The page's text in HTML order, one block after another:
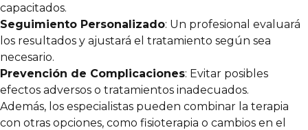
capacitados.
Seguimiento Personalizado: Un profesional evaluará
los resultados y ajustará el tratamiento según sea
necesario.
Prevención de Complicaciones: Evitar posibles
efectos adversos o tratamientos inadecuados.
Además, los especialistas pueden combinar la terapia
con otras opciones, como fisioterapia o cambios en el